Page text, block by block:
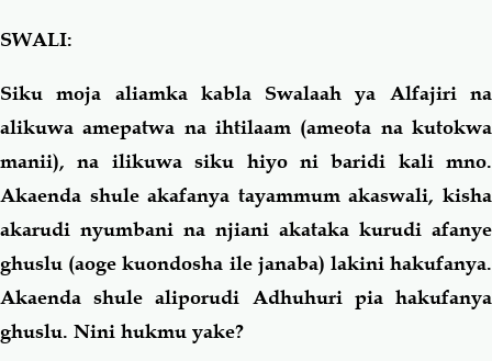
Familia-Jamii Maswali-Majibu
Chemsha Bongo Vitabu
Mapishi
SWALI:
Siku moja aliamka kabla Swalaah ya Alfajiri na
alikuwa amepatwa na ihtilaam (ameota na kutokwa
manii), na ilikuwa siku hiyo ni baridi kali mno.
Akaenda shule akafanya tayammum akaswali, kisha
akarudi nyumbani na njiani akataka kurudi afanye
ghuslu (aoge kuondosha ile janaba) lakini hakufanya.
Akaenda shule aliporudi Adhuhuri pia hakufanya
ghuslu. Nini hukmu yake?